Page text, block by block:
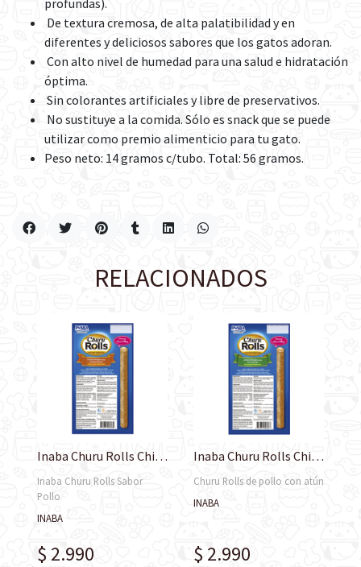
profundas).
De textura cremosa, de alta palatibilidad y en
diferentes y deliciosos sabores que los gatos adoran.
Con alto nivel de humedad para una salud e hidratación
óptima.
Sin colorantes artificiales y libre de preservativos.
No sustituye a la comida. Sólo es snack que se puede
utilizar como premio alimenticio para tu gato.
Peso neto: 14 gramos c/tubo. Total: 56 gramos.
RELACIONADOS
Inaba Churu Rolls Chicken Recipe Wraps For Cats 4 Tubos 40 gr
Inaba Churu Rolls Sabor
Pollo
INABA
$ 2.990
Inaba Churu Rolls Chicken Wraps Tuna Recipe For Cats 4 Tubos 40 gr
Churu Rolls de pollo con atún
INABA
$ 2.990